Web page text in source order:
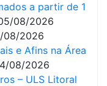
a partir de 1
08/2026
08/2026
e Afins na Área
08/2026
– ULS Litoral